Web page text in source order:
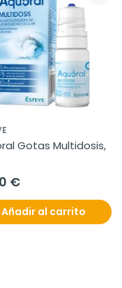
Gotas Multidosis,
€
Añadir al carrito